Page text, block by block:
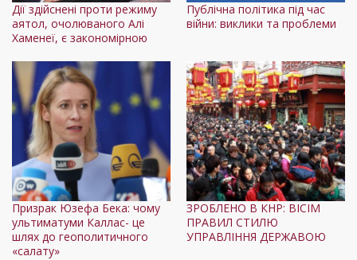
Дії здійснені проти режиму
аятол, очолюваного Алі
Хаменеї, є закономірною
Публічна політика під час
війни: виклики та проблеми
Призрак Юзефа Бека: чому
ультиматуми Каллас- це
шлях до геополитичного
«салату»
ЗРОБЛЕНО В КНР: ВІСІМ
ПРАВИЛ СТИЛЮ
УПРАВЛІННЯ ДЕРЖАВОЮ